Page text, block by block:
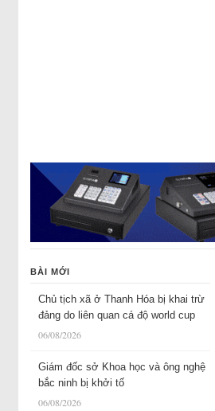
BÀI MỚI
Chủ tịch xã ở Thanh Hóa bị khai trừ
đảng do liên quan cá độ world cup
06/08/2026
Giám đốc sở Khoa học và ông nghệ
bắc ninh bị khởi tố
06/08/2026